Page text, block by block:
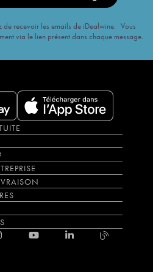
de recevoir les emails de iDealwine. Vous
via le lien présent dans chaque message.